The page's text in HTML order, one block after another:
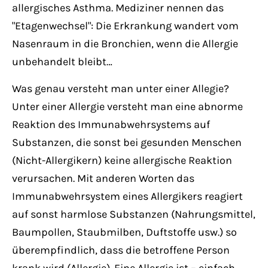
Aenean commodo ligula eget dolor. Aenean
massa. Cum sociis natoque penatibus et
magnis dis parturient montes, nascetur
ridiculus mus. Donec quam felis, ultricies
nec.
allergisches Asthma. Mediziner nennen das
"Etagenwechsel": Die Erkrankung wandert vom
Nasenraum in die Bronchien, wenn die Allergie
unbehandelt bleibt…
Was genau versteht man unter einer Allegie?
Unter einer Allergie versteht man eine abnorme
Reaktion des Immunabwehrsystems auf
Substanzen, die sonst bei gesunden Menschen
(Nicht-Allergikern) keine allergische Reaktion
verursachen. Mit anderen Worten das
Immunabwehrsystem eines Allergikers reagiert
auf sonst harmlose Substanzen (Nahrungsmittel,
Baumpollen, Staubmilben, Duftstoffe usw.) so
überempfindlich, dass die betroffene Person